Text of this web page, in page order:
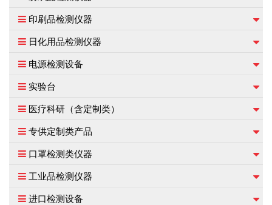
印刷品检测仪器
日化用品检测仪器
电源检测设备
实验台
医疗科研（含定制类）
专供定制类产品
口罩检测类仪器
工业品检测仪器
进口检测设备